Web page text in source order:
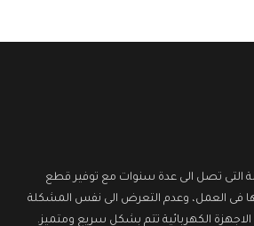
التى تصل الى عدة سنوات مع توفير قطع
فى العمل، وعدم التعرض الى نفس المشكلة
الاجهزة الكهربائية تتم بشكل سريع ومتميز.